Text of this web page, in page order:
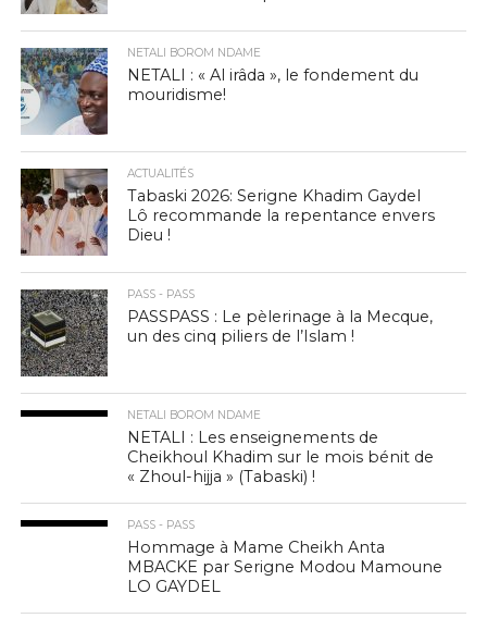
NETALI BOROM NDAME
NETALI : « Al irâda », le fondement du
mouridisme!
ACTUALITÉS
Tabaski 2026: Serigne Khadim Gaydel
Lô recommande la repentance envers
Dieu !
PASS - PASS
PASSPASS : Le pèlerinage à la Mecque,
un des cinq piliers de l’Islam !
NETALI BOROM NDAME
NETALI : Les enseignements de
Cheikhoul Khadim sur le mois bénit de
« Zhoul-hijja » (Tabaski) !
PASS - PASS
Hommage à Mame Cheikh Anta
MBACKE par Serigne Modou Mamoune
LO GAYDEL